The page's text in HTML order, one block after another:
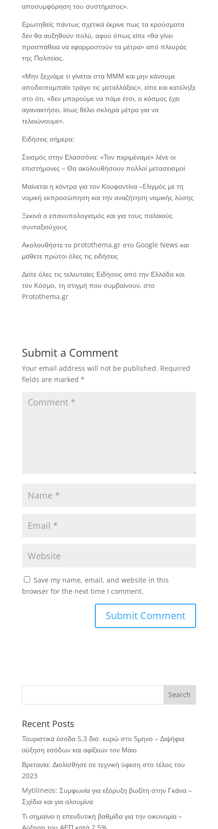
αποσυμφόρηση του συστήματος».
Ερωτηθείς πάντως σχετικά έκρινε πως τα κρούσματα
δεν θα αυξηθούν πολύ, αφού όπως είπε «θα γίνει
προσπάθεια να εφαρμοστούν τα μέτρα» από πλευράς
της Πολιτείας.
«Μην ξεχνάμε τι γίνεται στα ΜΜΜ και μην κάνουμε
αποδιοπομπαίο τράγο τις μεταλλάξεις», είπε και κατέληξε
στο ότι, «δεν μπορούμε να πάμε έτσι, ο κόσμος έχει
αγανακτήσει, ίσως θέλει σκληρά μέτρα για να
τελειώνουμε».
Ειδήσεις σήμερα:
Σεισμός στην Ελασσόνα: «Τον περιμέναμε» λένε οι
επιστήμονες – Θα ακολουθήσουν πολλοί μετασεισμοί
Μαίνεται η κόντρα για τον Κουφοντίνα –Eλιγμός με τη
νομική εκπροσώπηση και την αναζήτηση νομικής λύσης
Ξεκινά ο επανυπολογισμός και για τους παλαιούς
συνταξιούχους
Ακολουθήστε το protothema.gr στο Google News και
μάθετε πρώτοι όλες τις ειδήσεις
Δείτε όλες τις τελευταίες Ειδήσεις από την Ελλάδα και
τον Κόσμο, τη στιγμή που συμβαίνουν, στο
Protothema.gr
Submit a Comment
Your email address will not be published. Required
fields are marked *
Save my name, email, and website in this
browser for the next time I comment.
Recent Posts
Τουριστικά έσοδα 5,3 δισ. ευρώ στο 5μηνο – Διψήφια
αύξηση εσόδων και αφίξεων τον Μάιο
Βρετανία: Διολίσθησε σε τεχνική ύφεση στο τέλος του
2023
Mytilineos: Συμφωνία για εξόρυξη βωξίτη στην Γκάνα –
Σχέδια και για αλουμίνα
Τι σημαίνει η επενδυτική βαθμίδα για την οικονομία –
Αύξηση του ΑΕΠ κατά 2,5%